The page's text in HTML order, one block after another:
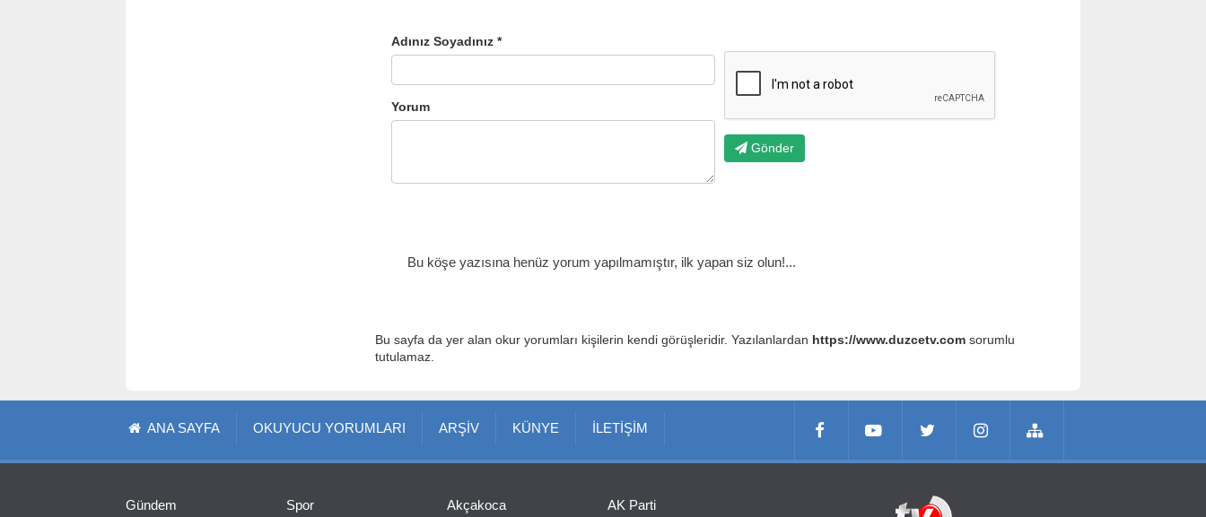
Adınız Soyadınız *
Yorum
Gönder
Bu köşe yazısına henüz yorum yapılmamıştır, ilk yapan siz olun!...
Bu sayfa da yer alan okur yorumları kişilerin kendi görüşleridir. Yazılanlardan https://www.duzcetv.comsorumlu
tutulamaz.
ANA SAYFA OKUYUCU YORUMLARI ARŞİV KÜNYE İLETİŞİM
Gündem Spor Akçakoca AK Parti